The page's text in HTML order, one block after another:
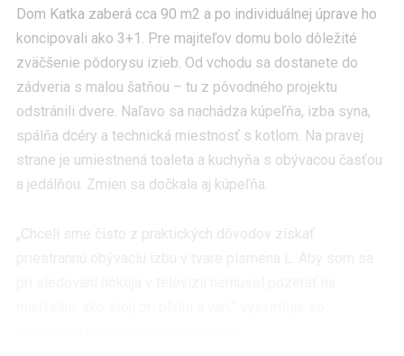
Dom Katka zaberá cca 90 m2 a po individuálnej úprave ho
koncipovali ako 3+1. Pre majiteľov domu bolo dôležité
zväčšenie pôdorysu izieb. Od vchodu sa dostanete do
zádveria s malou šatňou – tu z pôvodného projektu
odstránili dvere. Naľavo sa nachádza kúpeľňa, izba syna,
spálňa dcéry a technická miestnosť s kotlom. Na pravej
strane je umiestnená toaleta a kuchyňa s obývacou časťou
a jedálňou. Zmien sa dočkala aj kúpeľňa.
„Chceli sme čisto z praktických dôvodov získať